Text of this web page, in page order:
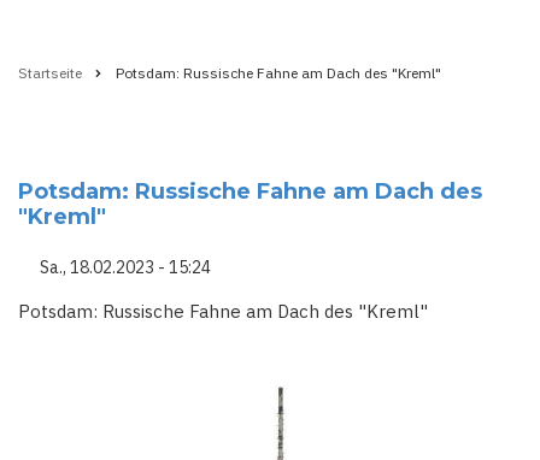
Startseite Potsdam: Russische Fahne am Dach des "Kreml"
Potsdam: Russische Fahne am Dach des
"Kreml"
Sa., 18.02.2023 - 15:24
Potsdam: Russische Fahne am Dach des "Kreml"